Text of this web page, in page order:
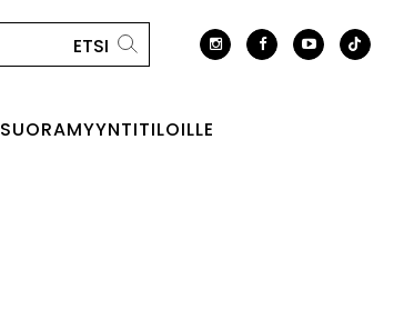
SUORAMYYNTITILOILLE